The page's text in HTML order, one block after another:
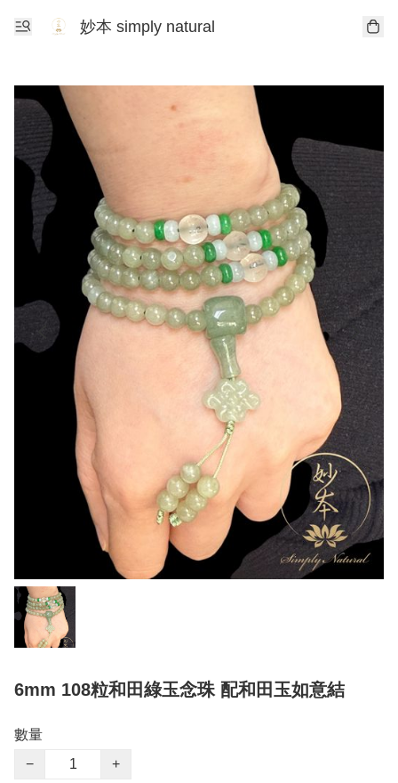
妙本 simply natural
6mm 108粒和田綠玉念珠 配和田玉如意結
數量
−
+